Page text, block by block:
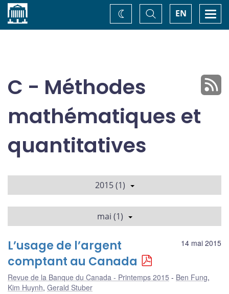
Accueil EN
Basculer
la
recherche
Changez
de
C - Méthodes
mathématiques et
quantitatives
2015 (1)
mai (1)
14 mai 2015
L’usage de l’argent
comptant au Canada
Revue de la Banque du Canada - Printemps 2015 Ben Fung,
Kim Huynh, Gerald Stuber